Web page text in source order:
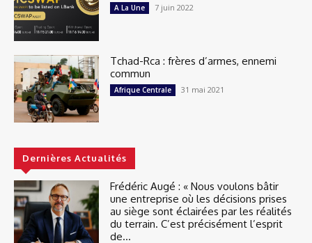
A La Une 7 juin 2022
Tchad-Rca : frères d’armes, ennemi
commun
Afrique Centrale 31 mai 2021
Dernières Actualités
Frédéric Augé : « Nous voulons bâtir
une entreprise où les décisions prises
au siège sont éclairées par les réalités
du terrain. C’est précisément l’esprit
de...